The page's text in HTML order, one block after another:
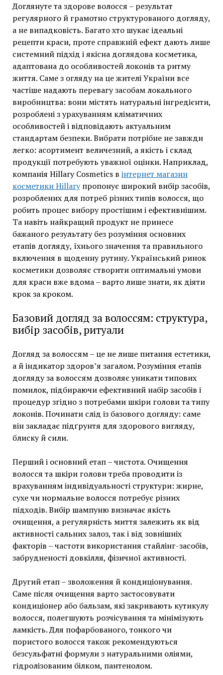
Доглянуте та здорове волосся – результат
регулярного й грамотно структурованого догляду,
а не випадковість. Багато хто шукає ідеальні
рецепти краси, проте справжній ефект дають лише
системний підхід і якісна доглядова косметика,
адаптована до особливостей локонів та ритму
життя. Саме з огляду на це жителі України все
частіше надають перевагу засобам локального
виробництва: вони містять натуральні інгредієнти,
розроблені з урахуванням кліматичних
особливостей і відповідають актуальним
стандартам безпеки. Вибрати потрібне не завжди
легко: асортимент величезний, а якість і склад
продукції потребують уважної оцінки. Наприклад,
компанія Hillary Cosmetics в інтернет магазин
косметики Hillaryпропонує широкий вибір засобів,
розроблених для потреб різних типів волосся, що
робить процес вибору простішим і ефективнішим.
Та навіть найкращий продукт не принесе
бажаного результату без розуміння основних
етапів догляду, їхнього значення та правильного
включення в щоденну рутину. Український ринок
косметики дозволяє створити оптимальні умови
для краси вже вдома – варто лише знати, як діяти
крок за кроком.
Базовий догляд за волоссям: структура,
вибір засобів, ритуали
Догляд за волоссям – це не лише питання естетики,
а й індикатор здоров’я загалом. Розуміння етапів
догляду за волоссям дозволяє уникати типових
помилок, підбираючи ефективний набір засобів і
процедур згідно з потребами шкіри голови та типу
локонів. Починати слід із базового догляду: саме
він закладає підґрунтя для здорового вигляду,
блиску й сили.
Перший і основний етап – чистота. Очищення
волосся та шкіри голови треба проводити із
врахуванням індивідуальності структури: жирне,
сухе чи нормальне волосся потребує різних
підходів. Вибір шампуню визначає якість
очищення, а регулярність миття залежить як від
активності сальних залоз, так і від зовнішніх
факторів – частоти використання стайлінг-засобів,
забрудненості довкілля, фізичної активності.
Другий етап – зволоження й кондиціонування.
Саме після очищення варто застосовувати
кондиціонер або бальзам, які закривають кутикулу
волосся, полегшують розчісування та мінімізують
ламкість. Для пофарбованого, тонкого чи
пористого волосся також рекомендуються
безсульфатні формули з натуральними оліями,
гідролізованим білком, пантенолом.